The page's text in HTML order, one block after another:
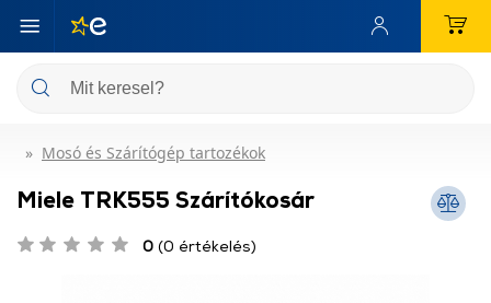
Mosó és Szárítógép tartozékok
Miele TRK555 Szárítókosár
0 (0 értékelés)